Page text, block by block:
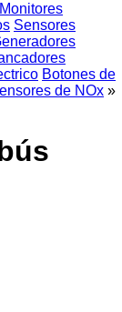
Monitores
Sensores
Botones de
de NOx »